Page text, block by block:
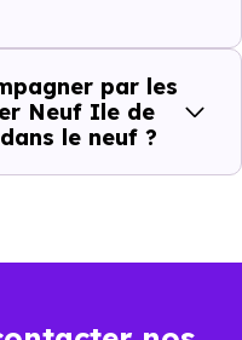
pour vous
tel qu’il est
des biens réels
par les
Neuf Ile de
le neuf ?